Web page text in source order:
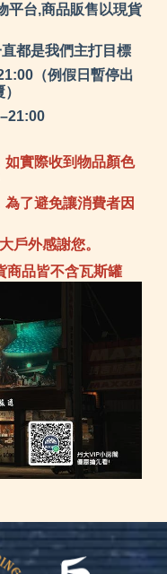
平台,商品販售以現貨
都是我們主打目標
（例假日暫停出
實際收到物品顏色
了避免讓消費者因
戶外感謝您。
品皆不含瓦斯罐